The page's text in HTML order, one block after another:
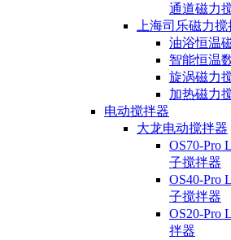
通道磁力
上海司乐磁力
油浴恒温
智能恒温
旋涡磁力
加热磁力
电动搅拌器
大龙电动搅拌器
OS70-Pro
子搅拌器
OS40-Pro
子搅拌器
OS20-Pro
拌器